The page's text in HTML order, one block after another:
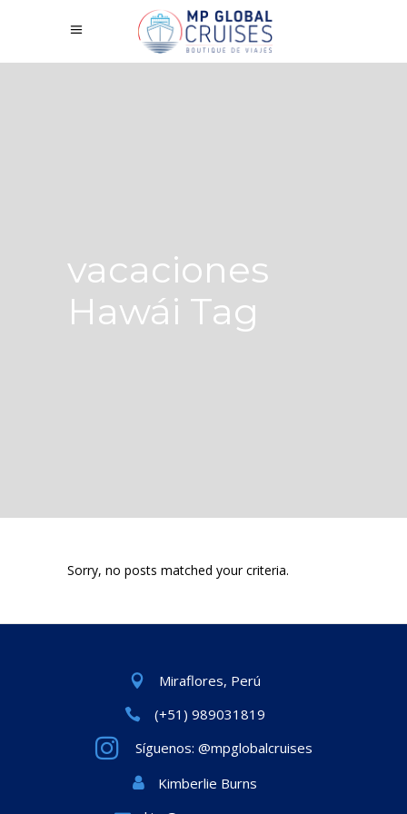
vacaciones
Hawái Tag
Sorry, no posts matched your criteria.
Miraflores, Perú
(+51) 989031819
Síguenos: @mpglobalcruises
Kimberlie Burns